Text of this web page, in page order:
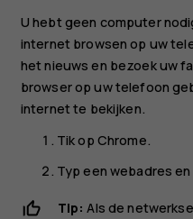
U hebt geen computer
internet browsen op uw
het nieuws en bezoek uw
browser op uw telefoon
internet te bekijken.
Tik op Chrome.
Typ een webadres
Tip: Als de